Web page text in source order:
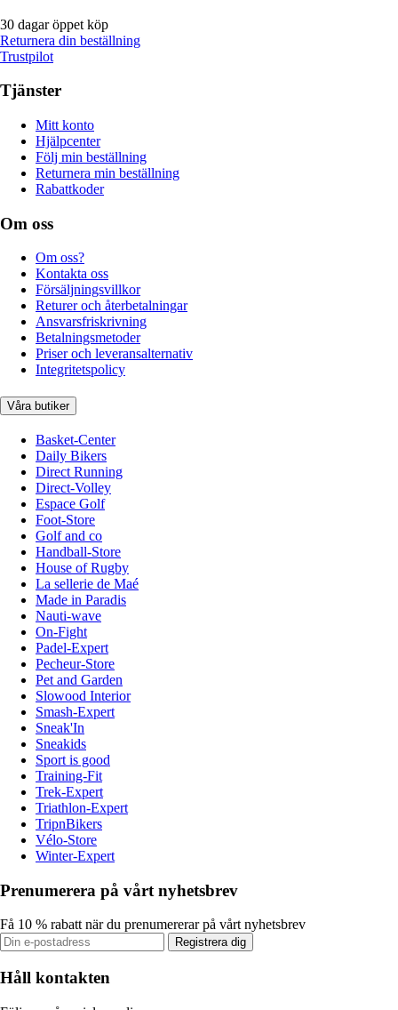
30 dagar öppet köp
Returnera din beställning
Trustpilot
Tjänster
Mitt konto
Hjälpcenter
Följ min beställning
Returnera min beställning
Rabattkoder
Om oss
Om oss?
Kontakta oss
Försäljningsvillkor
Returer och återbetalningar
Ansvarsfriskrivning
Betalningsmetoder
Priser och leveransalternativ
Integritetspolicy
Våra butiker
Basket-Center
Daily Bikers
Direct Running
Direct-Volley
Espace Golf
Foot-Store
Golf and co
Handball-Store
House of Rugby
La sellerie de Maé
Made in Paradis
Nauti-wave
On-Fight
Padel-Expert
Pecheur-Store
Pet and Garden
Slowood Interior
Smash-Expert
Sneak'In
Sneakids
Sport is good
Training-Fit
Trek-Expert
Triathlon-Expert
TripnBikers
Vélo-Store
Winter-Expert
Prenumerera på vårt nyhetsbrev
Få 10 % rabatt när du prenumererar på vårt nyhetsbrev
Registrera dig
Håll kontakten